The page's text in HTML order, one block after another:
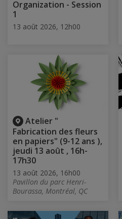
Organization - Session
1
13 août 2026, 12h00
Atelier "
Fabrication des fleurs
en papiers" (9-12 ans ),
jeudi 13 août , 16h-
17h30
13 août 2026, 16h00
Pavillon du parc Henri-
Bourassa, Montréal, QC